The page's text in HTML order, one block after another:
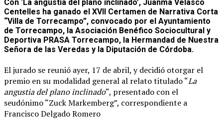
Con ‘La angustia del plano inclinado’, Juanma Velasco
Centelles ha ganado el XVII Certamen de Narrativa Corta
“Villa de Torrecampo”, convocado por el Ayuntamiento
de Torrecampo, la Asociación Benéfico Sociocultural y
Deportiva PRASA Torrecampo, la Hermandad de Nuestra
Señora de las Veredas y la Diputación de Córdoba.
El jurado se reunió ayer, 17 de abril, y decidió otorgar el
premio en su modalidad general al relato titulado “La
angustia del plano inclinado“, presentado con el
seudónimo “Zuck Markemberg”, correspondiente a
Francisco Delgado Romero